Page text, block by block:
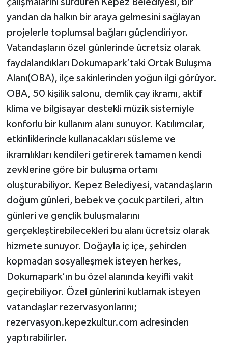
çalışmalarını sürdüren Kepez Belediyesi, bir
yandan da halkın bir araya gelmesini sağlayan
projelerle toplumsal bağları güçlendiriyor.
Vatandaşların özel günlerinde ücretsiz olarak
faydalandıkları Dokumapark’taki Ortak Buluşma
Alanı(OBA), ilçe sakinlerinden yoğun ilgi görüyor.
OBA, 50 kişilik salonu, demlik çay ikramı, aktif
klima ve bilgisayar destekli müzik sistemiyle
konforlu bir kullanım alanı sunuyor. Katılımcılar,
etkinliklerinde kullanacakları süsleme ve
ikramlıkları kendileri getirerek tamamen kendi
zevklerine göre bir buluşma ortamı
oluşturabiliyor. Kepez Belediyesi, vatandaşların
doğum günleri, bebek ve çocuk partileri, altın
günleri ve gençlik buluşmalarını
gerçekleştirebilecekleri bu alanı ücretsiz olarak
hizmete sunuyor. Doğayla iç içe, şehirden
kopmadan sosyalleşmek isteyen herkes,
Dokumapark’ın bu özel alanında keyifli vakit
geçirebiliyor. Özel günlerini kutlamak isteyen
vatandaşlar rezervasyonlarını;
rezervasyon.kepezkultur.com adresinden
yaptırabilirler.